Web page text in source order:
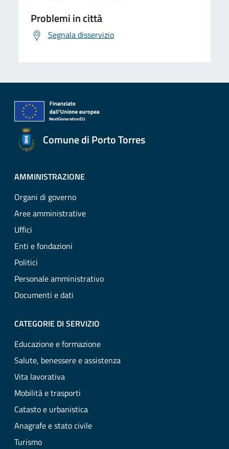
Problemi in città
Segnala disservizio
Comune di Porto Torres
AMMINISTRAZIONE
Organi di governo
Aree amministrative
Uffici
Enti e fondazioni
Politici
Personale amministrativo
Documenti e dati
CATEGORIE DI SERVIZIO
Educazione e formazione
Salute, benessere e assistenza
Vita lavorativa
Mobilità e trasporti
Catasto e urbanistica
Anagrafe e stato civile
Turismo